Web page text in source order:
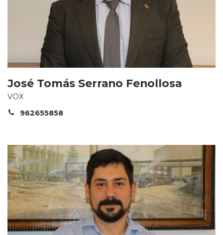
José Tomás Serrano Fenollosa
VOX
962655858